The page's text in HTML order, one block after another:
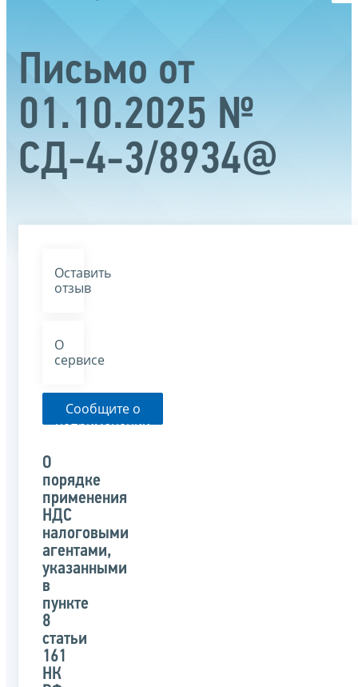
Письмо от
01.10.2025 №
СД-4-3/8934@
Оставить
отзыв
О
сервисе
Сообщите о
неприменении
указанного
письма
О
порядке
применения
НДС
налоговыми
агентами,
указанными
в
пункте
8
статьи
161
НК